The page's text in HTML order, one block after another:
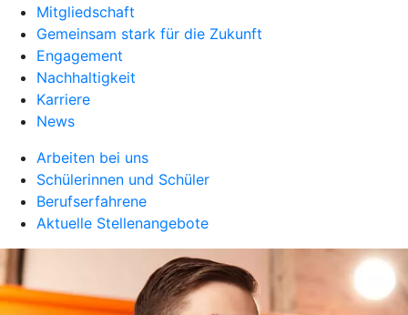
Mitgliedschaft
Gemeinsam stark für die Zukunft
Engagement
Nachhaltigkeit
Karriere
News
Arbeiten bei uns
Schülerinnen und Schüler
Berufserfahrene
Aktuelle Stellenangebote